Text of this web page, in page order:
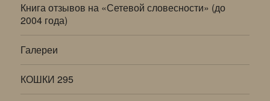
Книга отзывов на «Сетевой словесности» (до
2004 года)
Галереи
КОШКИ 295